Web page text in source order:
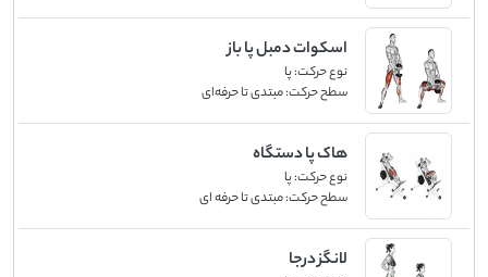
اسکوات دمبل پا باز
نوع حرکت:پا
سطح حرکت:مبتدی تا حرفه‌ای
هاک پا دستگاه
نوع حرکت:پا
سطح حرکت:مبتدی تا حرفه ای
لانگز درجا